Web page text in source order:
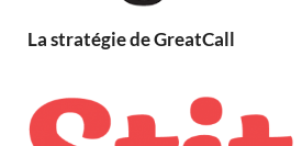
La stratégie de GreatCall